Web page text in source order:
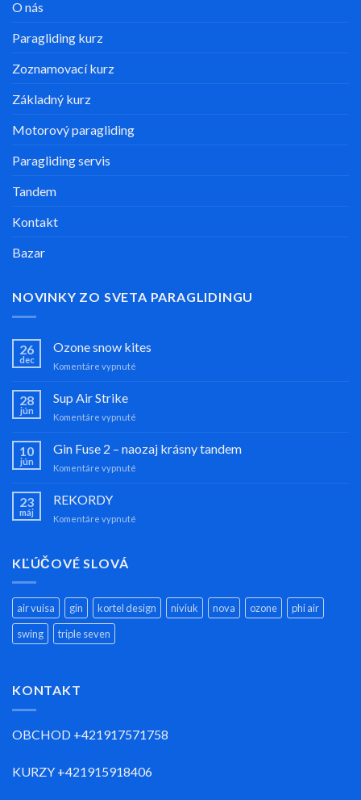
O nás
Paragliding kurz
Zoznamovací kurz
Základný kurz
Motorový paragliding
Paragliding servis
Tandem
Kontakt
Bazar
NOVINKY ZO SVETA PARAGLIDINGU
26
dec
Ozone snow kites
Komentáre vypnuté
28
jún
Sup Air Strike
Komentáre vypnuté
Strike
10
jún
Gin Fuse 2 – naozaj krásny tandem
Komentáre vypnuté
23
máj
REKORDY
Komentáre vypnuté
KĽÚČOVÉ SLOVÁ
air vuisa gin kortel design niviuk nova ozone
phi air
swing
triple seven
KONTAKT
OBCHOD +421917571758
KURZY +421915918406